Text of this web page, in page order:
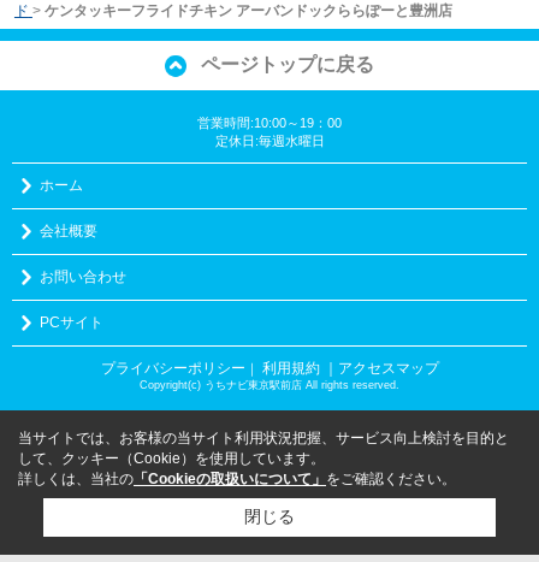
ド > ケンタッキーフライドチキン アーバンドックららぽーと豊洲店
ページトップに戻る
営業時間:10:00～19：00
定休日:毎週水曜日
ホーム
会社概要
お問い合わせ
PCサイト
プライバシーポリシー ｜ 利用規約 ｜アクセスマップ
Copyright(c) うちナビ東京駅前店 All rights reserved.
当サイトでは、お客様の当サイト利用状況把握、サービス向上検討を目的と
して、クッキー（Cookie）を使用しています。
詳しくは、当社の 「Cookieの取扱いについて」 をご確認ください。
閉じる